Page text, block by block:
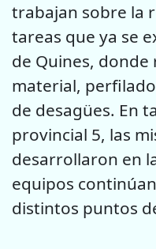
trabajan sobre la
tareas que ya se
de Quines,
material,
de desagües. En
provincial 5, las
desarrollaron en
equipos
distintos puntos